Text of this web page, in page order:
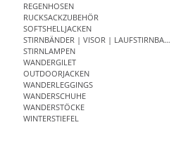
REGENHOSEN
RUCKSACKZUBEHÖR
SOFTSHELLJACKEN
STIRNBÄNDER | VISOR | LAUFSTIRNBAND
STIRNLAMPEN
WANDERGILET
OUTDOORJACKEN
WANDERLEGGINGS
WANDERSCHUHE
WANDERSTÖCKE
WINTERSTIEFEL